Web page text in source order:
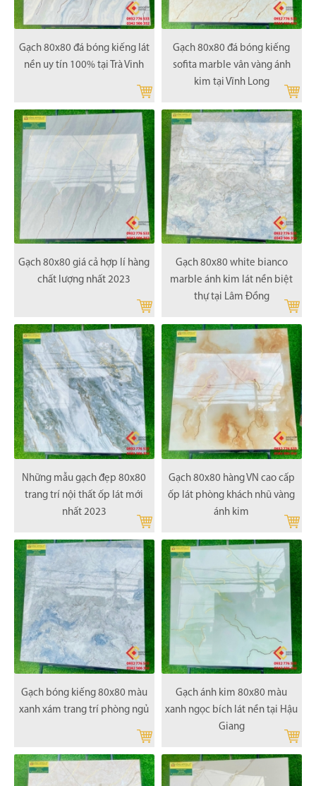
Gạch 80x80 đá bóng kiếng lát
nền uy tín 100% tại Trà Vinh
Gạch 80x80 đá bóng kiếng
sofita marble vân vàng ánh
kim tại Vĩnh Long
Gạch 80x80 giá cả hợp lí hàng
chất lượng nhất 2023
Gạch 80x80 white bianco
marble ánh kim lát nền biệt
thự tại Lâm Đồng
Những mẫu gạch đẹp 80x80
trang trí nội thất ốp lát mới
nhất 2023
Gạch 80x80 hàng VN cao cấp
ốp lát phòng khách nhũ vàng
ánh kim
Gạch bóng kiếng 80x80 màu
xanh xám trang trí phòng ngủ
Gạch ánh kim 80x80 màu
xanh ngọc bích lát nền tại Hậu
Giang